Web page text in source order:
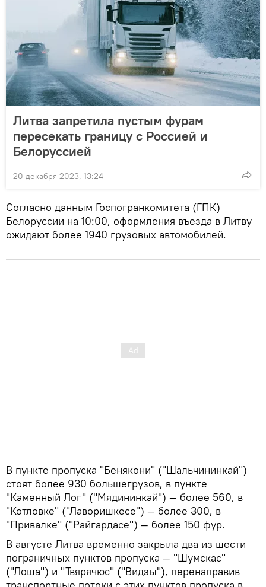
Литва запретила пустым фурам
пересекать границу с Россией и
Белоруссией
20 декабря 2023, 13:24
Согласно данным Госпогранкомитета (ГПК)
Белоруссии на 10:00, оформления въезда в Литву
ожидают более 1940 грузовых автомобилей.
В пункте пропуска "Бенякони" ("Шальчининкай")
стоят более 930 большегрузов, в пункте
"Каменный Лог" ("Мядининкай") — более 560, в
"Котловке" ("Лаворишкесе") — более 300, в
"Привалке" ("Райгардасе") — более 150 фур.
В августе Литва временно закрыла два из шести
пограничных пунктов пропуска — "Шумскас"
("Лоша") и "Твярячюс" ("Видзы"), перенаправив